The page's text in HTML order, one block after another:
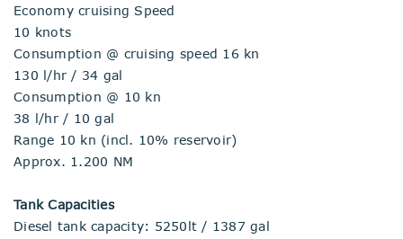
Economy cruising Speed
10 knots
Consumption @ cruising speed 16 kn
130 l/hr / 34 gal
Consumption @ 10 kn
38 l/hr / 10 gal
Range 10 kn (incl. 10% reservoir)
Approx. 1.200 NM
Tank Capacities
Diesel tank capacity: 5250lt / 1387 gal